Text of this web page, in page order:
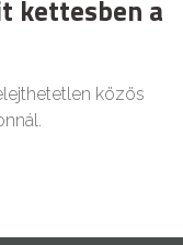
kettesben a
közös